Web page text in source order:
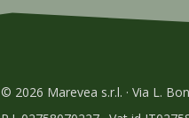
© 2026 Marevea s.r.l. · Via L.